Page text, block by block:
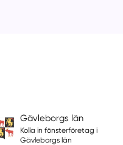
Gävleborgs län
Kolla in fönsterföretag i
Gävleborgs län